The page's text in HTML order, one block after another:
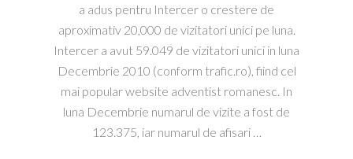
a adus pentru Intercer o crestere de
aproximativ 20,000 de vizitatori unici pe luna.
Intercer a avut 59.049 de vizitatori unici in luna
Decembrie 2010 (conform trafic.ro), fiind cel
mai popular website adventist romanesc. In
luna Decembrie numarul de vizite a fost de
123.375, iar numarul de afisari …